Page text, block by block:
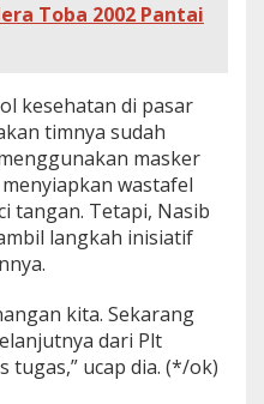
Toba 2002 Pantai
kesehatan di pasar
timnya sudah
masker
wastafel
tangan. Tetapi, Nasib
langkah inisiatif
kita. Sekarang
dari Plt
tugas,” ucap dia. (*/ok)